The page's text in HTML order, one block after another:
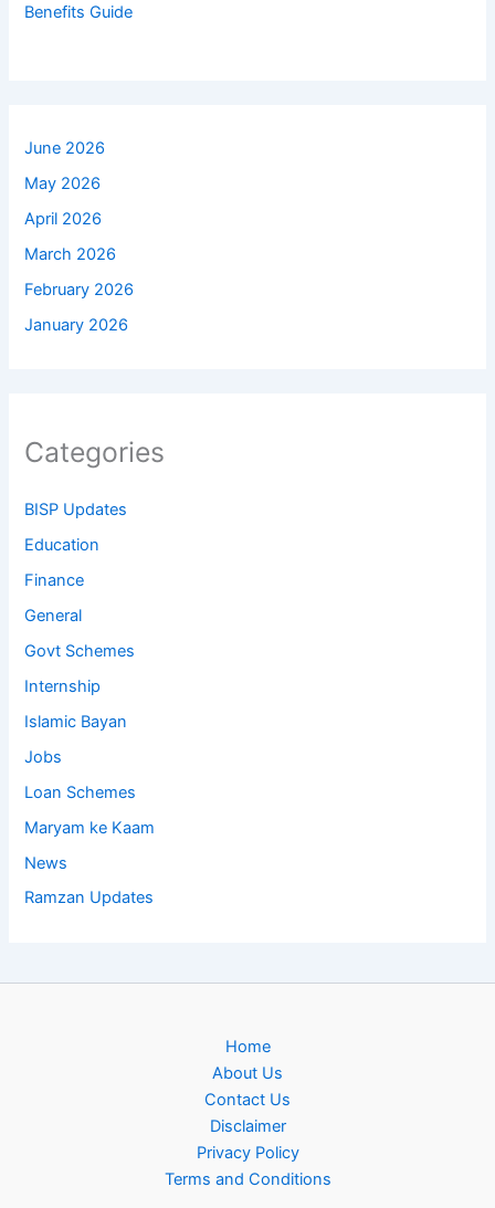
Benefits Guide
June 2026
May 2026
April 2026
March 2026
February 2026
January 2026
Categories
BISP Updates
Education
Finance
General
Govt Schemes
Internship
Islamic Bayan
Jobs
Loan Schemes
Maryam ke Kaam
News
Ramzan Updates
Home
About Us
Contact Us
Disclaimer
Privacy Policy
Terms and Conditions